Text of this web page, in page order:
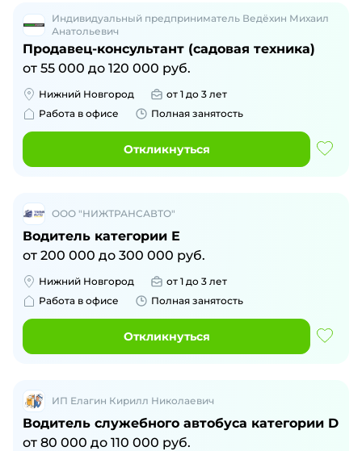
Индивидуальный предприниматель Ведёхин Михаил
Анатольевич
Продавец-консультант (садовая техника)
от 55 000 до 120 000 руб.
Нижний Новгород
от 1 до 3 лет
Работа в офисе
Полная занятость
Откликнуться
ООО "НИЖТРАНСАВТО"
Водитель категории Е
от 200 000 до 300 000 руб.
Нижний Новгород
от 1 до 3 лет
Работа в офисе
Полная занятость
Откликнуться
ИП Елагин Кирилл Николаевич
Водитель cлужебного автобуса категории D
от 80 000 до 110 000 руб.